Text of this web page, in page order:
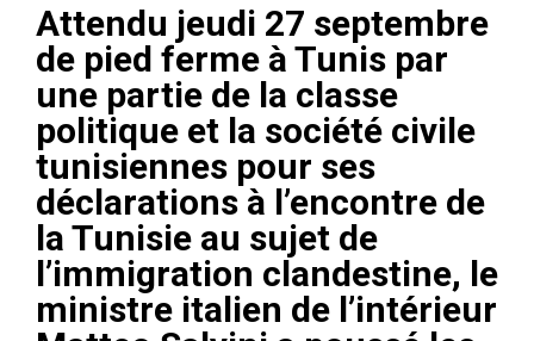
Attendu jeudi 27 septembre
de pied ferme à Tunis par
une partie de la classe
politique et la société civile
tunisiennes pour ses
déclarations à l’encontre de
la Tunisie au sujet de
l’immigration clandestine, le
ministre italien de l’intérieur